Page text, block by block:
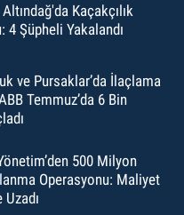
Kaçakçılık
4 Şüpheli Yakalandı
ve Pursaklar’da İlaçlama
Temmuz’da 6 Bin
500 Milyon
Operasyonu: Maliyet